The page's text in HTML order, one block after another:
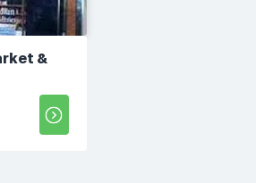
&